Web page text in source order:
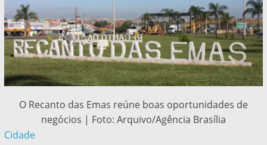
O Recanto das Emas reúne boas oportunidades de
negócios | Foto: Arquivo/Agência Brasília
Cidade